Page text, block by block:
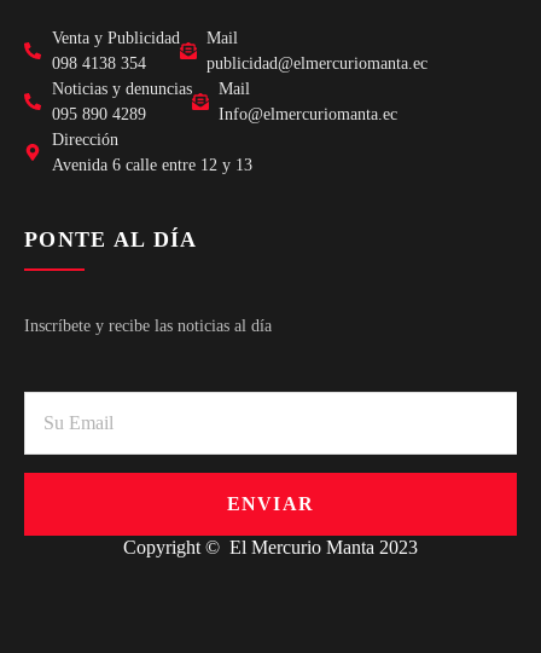
Venta y Publicidad
098 4138 354
Mail
publicidad@elmercuriomanta.ec
Noticias y denuncias
095 890 4289
Mail
Info@elmercuriomanta.ec
Dirección
Avenida 6 calle entre 12 y 13
PONTE AL DÍA
Inscríbete y recibe las noticias al día
ENVIAR
Copyright © El Mercurio Manta 2023